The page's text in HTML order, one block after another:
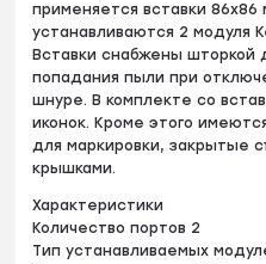
применяется вставки 86х86
устанавливаются 2 модуля
Вставки снабжены шторкой
попадания пыли при
шнуре. В комплекте со
иконок. Кроме этого
для маркировки, закрытые
крышками.
Характеристики
Количество портов 2
Тип устанавливаемых